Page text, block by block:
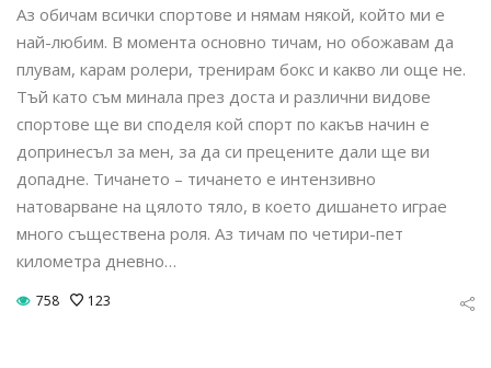
Аз обичам всички спортове и нямам някой, който ми е
най-любим. В момента основно тичам, но обожавам да
плувам, карам ролери, тренирам бокс и какво ли още не.
Тъй като съм минала през доста и различни видове
спортове ще ви споделя кой спорт по какъв начин е
допринесъл за мен, за да си прецените дали ще ви
допадне. Тичането – тичането е интензивно
натоварване на цялото тяло, в което дишането играе
много съществена роля. Аз тичам по четири-пет
километра дневно…
758 123